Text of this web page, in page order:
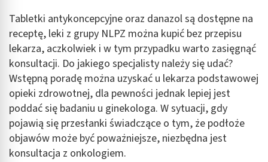
Tabletki antykoncepcyjne oraz danazol są dostępne na
receptę, leki z grupy NLPZ można kupić bez przepisu
lekarza, aczkolwiek i w tym przypadku warto zasięgnąć
konsultacji. Do jakiego specjalisty należy się udać?
Wstępną poradę można uzyskać u lekarza podstawowej
opieki zdrowotnej, dla pewności jednak lepiej jest
poddać się badaniu u ginekologa. W sytuacji, gdy
pojawią się przesłanki świadczące o tym, że podłoże
objawów może być poważniejsze, niezbędna jest
konsultacja z onkologiem.